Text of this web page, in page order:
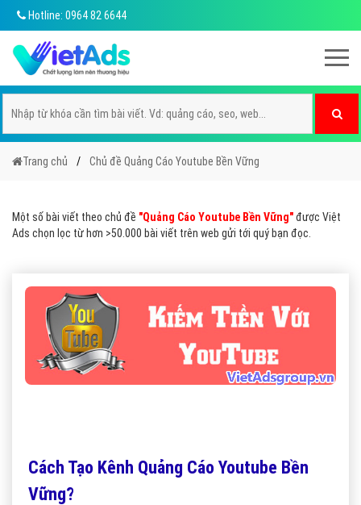
Hotline: 0964 82 6644
Trang chủ Chủ đề Quảng Cáo Youtube Bền Vững
Một số bài viết theo chủ đề "Quảng Cáo Youtube Bền Vững"được Việt
Ads chọn lọc từ hơn >50.000 bài viết trên web gửi tới quý bạn đọc.
Cách Tạo Kênh Quảng Cáo Youtube Bền
Vững?